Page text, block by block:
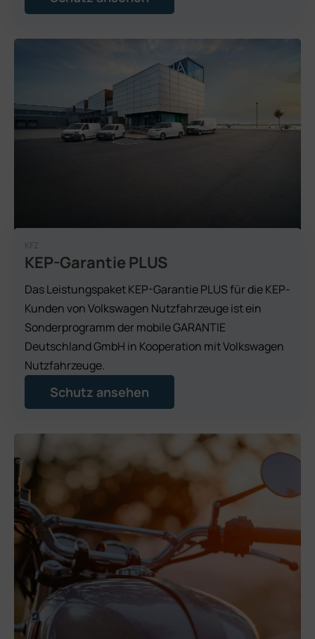
KFZ
KEP-Garantie PLUS
Das Leistungspaket KEP-Garantie PLUS für die KEP-
Kunden von Volkswagen Nutzfahrzeuge ist ein
Sonderprogramm der mobile GARANTIE
Deutschland GmbH in Kooperation mit Volkswagen
Nutzfahrzeuge.
Schutz ansehen